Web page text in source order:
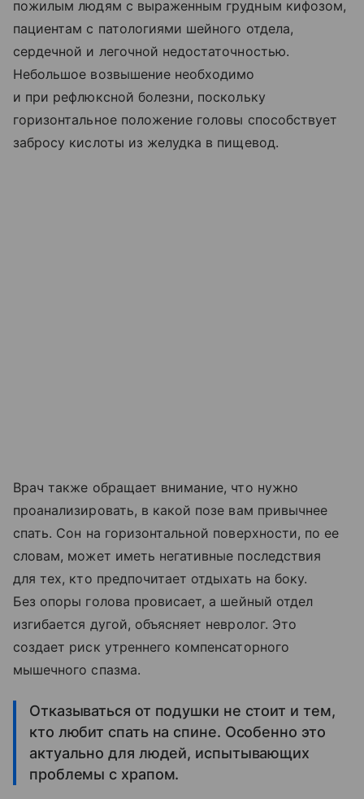
пожилым людям с выраженным грудным кифозом,
пациентам с патологиями шейного отдела,
сердечной и легочной недостаточностью.
Небольшое возвышение необходимо
и при рефлюксной болезни, поскольку
горизонтальное положение головы способствует
забросу кислоты из желудка в пищевод.
Врач также обращает внимание, что нужно
проанализировать, в какой позе вам привычнее
спать. Сон на горизонтальной поверхности, по ее
словам, может иметь негативные последствия
для тех, кто предпочитает отдыхать на боку.
Без опоры голова провисает, а шейный отдел
изгибается дугой, объясняет невролог. Это
создает риск утреннего компенсаторного
мышечного спазма.
Отказываться от подушки не стоит и тем,
кто любит спать на спине. Особенно это
актуально для людей, испытывающих
проблемы с храпом.